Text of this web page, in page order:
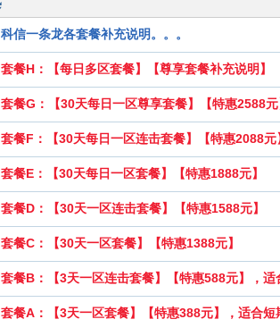
科信一条龙各套餐补充说明。。。
套餐H：【每日多区套餐】【尊享套餐补充说明】
套餐G：【30天每日一区尊享套餐】【特惠2588元
套餐F：【30天每日一区连击套餐】【特惠2088元
套餐E：【30天每日一区套餐】【特惠1888元】
套餐D：【30天一区连击套餐】【特惠1588元】
套餐C：【30天一区套餐】【特惠1388元】
套餐B：【3天一区连击套餐】【特惠588元】，适
套餐A：【3天一区套餐】【特惠388元】，适合短